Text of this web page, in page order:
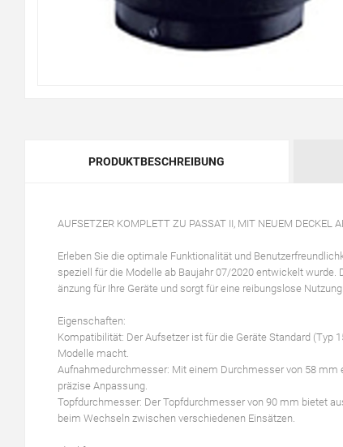
PRODUKTBESCHREIBUNG
AUFSETZER KOMPLETT ZU PASSAT II, MIT NEUEM DECKEL
Erleben Sie die optimale Funktionalität und
speziell für die Modelle ab Baujahr 07/2020 entwickelt wurde.
änzung für Ihre Geräte und sorgt für eine reibungslose Nutzung.
Eigenschaften:
Kompatibilität: Der Aufsetzer ist für die Geräte Standard (Typ
Modelle macht.
Aufnahmedurchmesser: Mit einem Durchmesser von 58 mm
präzise Anpassung.
Topfdurchmesser: Der Topfdurchmesser von 90 mm bietet
beim Wechseln zwischen verschiedenen Einsätzen.